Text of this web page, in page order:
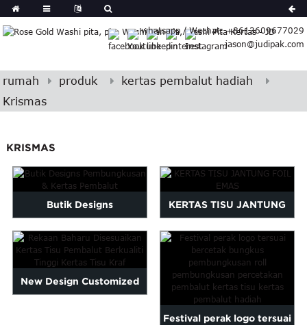
whatsapp / Wechat: +8613609677029
jason@judipak.com
Japanese
Indonesian
Hindi
Bosnian
Corsican
Icelandic
rumah produk
kertas pembalut hadiah
Krismas
KRISMAS
Butik Designs
Pembungkusan & Kertas
Pembalut
KERTAS TISU JANTUNG
FOIL EMAS
New Design Customized
Festival perak logo tersuai